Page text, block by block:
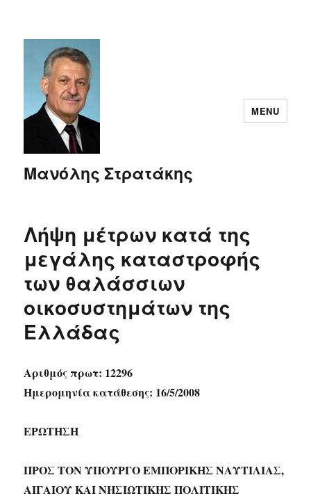
Μανόλης Στρατάκης
MENU
Λήψη μέτρων κατά της
μεγάλης καταστροφής
των θαλάσσιων
οικοσυστημάτων της
Ελλάδας
Αριθμός πρωτ: 12296
Ημερομηνία κατάθεσης: 16/5/2008
ΕΡΩΤΗΣΗ
ΠΡΟΣ ΤΟΝ ΥΠΟΥΡΓΟ ΕΜΠΟΡΙΚΗΣ ΝΑΥΤΙΛΙΑΣ,
ΑΙΓΑΙΟΥ ΚΑΙ ΝΗΣΙΩΤΙΚΗΣ ΠΟΛΙΤΙΚΗΣ